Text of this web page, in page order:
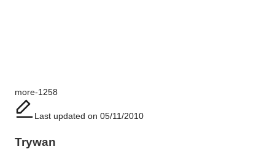
Tags:
more-1258
Last updated on 05/11/2010
Trywan